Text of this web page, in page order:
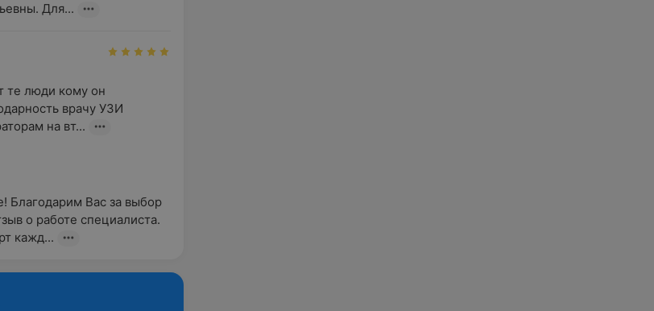
Для...
те люди кому он
врачу УЗИ
на вт...
Благодарим Вас за выбор
о работе специалиста.
кажд...